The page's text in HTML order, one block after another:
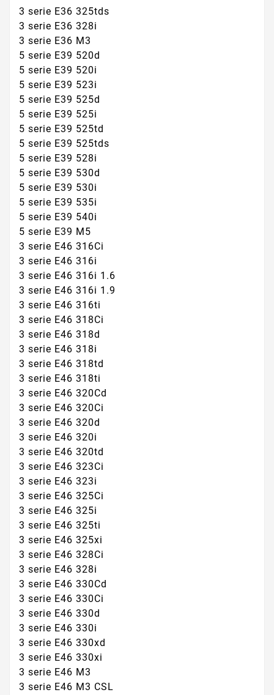
3 serie E36 325tds
3 serie E36 328i
3 serie E36 M3
5 serie E39 520d
5 serie E39 520i
5 serie E39 523i
5 serie E39 525d
5 serie E39 525i
5 serie E39 525td
5 serie E39 525tds
5 serie E39 528i
5 serie E39 530d
5 serie E39 530i
5 serie E39 535i
5 serie E39 540i
5 serie E39 M5
3 serie E46 316Ci
3 serie E46 316i
3 serie E46 316i 1.6
3 serie E46 316i 1.9
3 serie E46 316ti
3 serie E46 318Ci
3 serie E46 318d
3 serie E46 318i
3 serie E46 318td
3 serie E46 318ti
3 serie E46 320Cd
3 serie E46 320Ci
3 serie E46 320d
3 serie E46 320i
3 serie E46 320td
3 serie E46 323Ci
3 serie E46 323i
3 serie E46 325Ci
3 serie E46 325i
3 serie E46 325ti
3 serie E46 325xi
3 serie E46 328Ci
3 serie E46 328i
3 serie E46 330Cd
3 serie E46 330Ci
3 serie E46 330d
3 serie E46 330i
3 serie E46 330xd
3 serie E46 330xi
3 serie E46 M3
3 serie E46 M3 CSL